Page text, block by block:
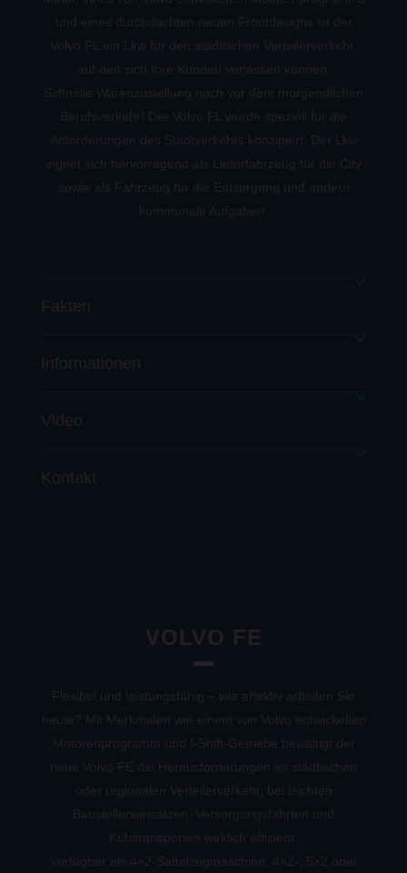
Außen- und Innenausstattungspakete für
individuelle Gestaltungsmöglichkeiten
und eines durchdachten neuen Frontdesigns ist der
Volvo FL ein Lkw für den städtischen Verteilerverkehr,
auf den sich Ihre Kunden verlassen können.
Schnelle Warenzustellung noch vor dem morgendlichen
Berufsverkehr! Der Volvo FL wurde speziell für die
Anforderungen des Stadtverkehrs konzipiert. Der Lkw
eignet sich hervorragend als Lieferfahrzeug für die City
sowie als Fahrzeug für die Entsorgung und andere
kommunale Aufgaben.
Fakten
Zulässiges Zuggesamtgewicht:
Motoren:
Fahrerhausvarianten:
Informationen
Video
Kontakt
Tel.: 05232 – 96 271 – 0 / Fax: 05232 –
96 271 – 20 / Mail:info@wesle-kfz.de
Tel.: 05251 – 54 732-0 / Mail:
VOLVO FE
Flexibel und leistungsfähig – wie effektiv arbeiten Sie
heute? Mit Merkmalen wie einem von Volvo entwickelten
Motorenprogramm und I-Shift-Getriebe bewältigt der
neue Volvo FE die Herausforderungen im städtischen
oder regionalen Verteilerverkehr, bei leichten
Baustelleneinsätzen, Versorgungsfahrten und
Kühltransporten wirklich effizient.
Verfügbar als 4×2-Sattelzugmaschine, 4×2-, 6×2 oder